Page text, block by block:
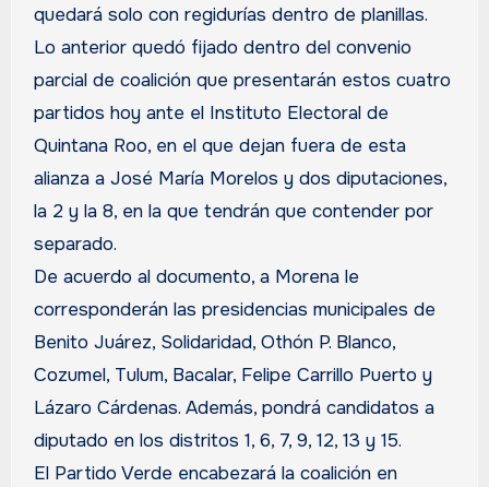
quedará solo con regidurías dentro de planillas.
Lo anterior quedó fijado dentro del convenio
parcial de coalición que presentarán estos cuatro
partidos hoy ante el Instituto Electoral de
Quintana Roo, en el que dejan fuera de esta
alianza a José María Morelos y dos diputaciones,
la 2 y la 8, en la que tendrán que contender por
separado.
De acuerdo al documento, a Morena le
corresponderán las presidencias municipales de
Benito Juárez, Solidaridad, Othón P. Blanco,
Cozumel, Tulum, Bacalar, Felipe Carrillo Puerto y
Lázaro Cárdenas. Además, pondrá candidatos a
diputado en los distritos 1, 6, 7, 9, 12, 13 y 15.
El Partido Verde encabezará la coalición en